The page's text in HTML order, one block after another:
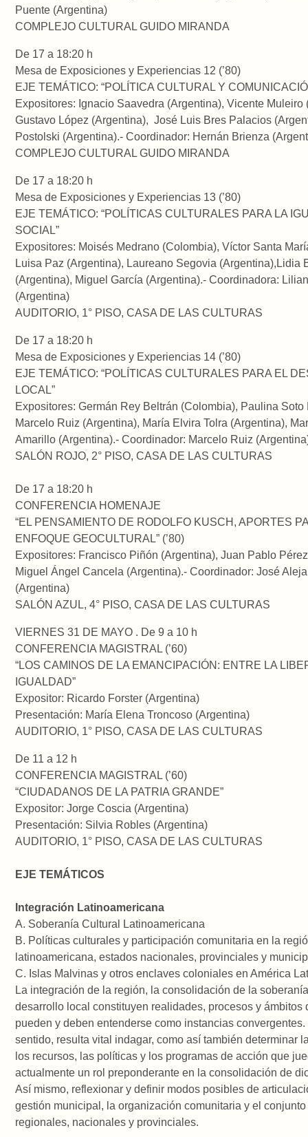
Puente (Argentina)
COMPLEJO CULTURAL GUIDO MIRANDA
De 17 a 18:20 h
Mesa de Exposiciones y Experiencias 12 (’80)
EJE TEMÁTICO: “POLÍTICA CULTURAL Y
Expositores: Ignacio Saavedra (Argentina), Vicente Muleiro
Gustavo López (Argentina), José Luis Bres Palacios
Postolski (Argentina).- Coordinador: Hernán Brienza
COMPLEJO CULTURAL GUIDO MIRANDA
De 17 a 18:20 h
Mesa de Exposiciones y Experiencias 13 (’80)
EJE TEMÁTICO: “POLÍTICAS CULTURALES PARA LA
SOCIAL”
Expositores: Moisés Medrano (Colombia), Víctor Santa
Luisa Paz (Argentina), Laureano Segovia (Argentina),Lidia
(Argentina), Miguel García (Argentina).- Coordinadora:
(Argentina)
AUDITORIO, 1° PISO, CASA DE LAS CULTURAS
De 17 a 18:20 h
Mesa de Exposiciones y Experiencias 14 (’80)
EJE TEMÁTICO: “POLÍTICAS CULTURALES PARA EL
LOCAL”
Expositores: Germán Rey Beltrán (Colombia), Paulina Soto
Marcelo Ruiz (Argentina), María Elvira Tolra (Argentina),
Amarillo (Argentina).- Coordinador: Marcelo Ruiz
SALÓN ROJO, 2° PISO, CASA DE LAS CULTURAS
De 17 a 18:20 h
CONFERENCIA HOMENAJE
“EL PENSAMIENTO DE RODOLFO KUSCH, APORTES
ENFOQUE GEOCULTURAL” (’80)
Expositores: Francisco Piñón (Argentina), Juan Pablo
Miguel Ángel Cancela (Argentina).- Coordinador: José
(Argentina)
SALÓN AZUL, 4° PISO, CASA DE LAS CULTURAS
VIERNES 31 DE MAYO . De 9 a 10 h
CONFERENCIA MAGISTRAL (’60)
“LOS CAMINOS DE LA EMANCIPACIÓN: ENTRE LA
IGUALDAD”
Expositor: Ricardo Forster (Argentina)
Presentación: María Elena Troncoso (Argentina)
AUDITORIO, 1° PISO, CASA DE LAS CULTURAS
De 11 a 12 h
CONFERENCIA MAGISTRAL (’60)
“CIUDADANOS DE LA PATRIA GRANDE”
Expositor: Jorge Coscia (Argentina)
Presentación: Silvia Robles (Argentina)
AUDITORIO, 1° PISO, CASA DE LAS CULTURAS
EJE TEMÁTICOS
Integración Latinoamericana
A. Soberanía Cultural Latinoamericana
B. Políticas culturales y participación comunitaria en la
latinoamericana, estados nacionales, provinciales y
C. Islas Malvinas y otros enclaves coloniales en América
La integración de la región, la consolidación de la
desarrollo local constituyen realidades, procesos y ámbitos
pueden y deben entenderse como instancias convergentes.
sentido, resulta vital indagar, como así también determinar
los recursos, las políticas y los programas de acción que
actualmente un rol preponderante en la consolidación de
Así mismo, reflexionar y definir modos posibles de
gestión municipal, la organización comunitaria y el
regionales, nacionales y provinciales.